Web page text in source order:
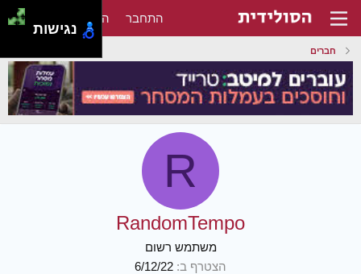
התחבר הירשם
חברים
R
RandomTempo
משתמש רשום
הצטרף ב 6/12/22
נגישות